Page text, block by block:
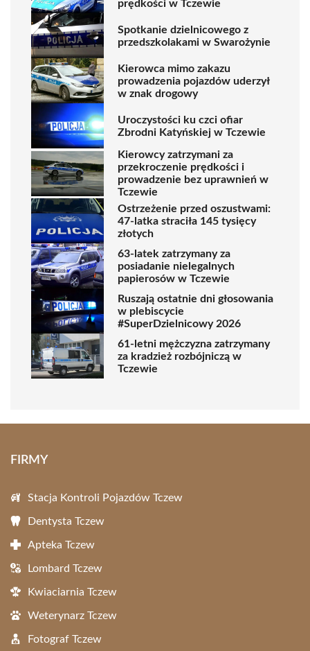
prędkości w Tczewie
Spotkanie dzielnicowego z
przedszkolakami w Swarożynie
Kierowca mimo zakazu
prowadzenia pojazdów uderzył
w znak drogowy
Uroczystości ku czci ofiar
Zbrodni Katyńskiej w Tczewie
Kierowcy zatrzymani za
przekroczenie prędkości i
prowadzenie bez uprawnień w
Tczewie
Ostrzeżenie przed oszustwami:
47-latka straciła 145 tysięcy
złotych
63-latek zatrzymany za
posiadanie nielegalnych
papierosów w Tczewie
Ruszają ostatnie dni głosowania
w plebiscycie
#SuperDzielnicowy 2026
61-letni mężczyzna zatrzymany
za kradzież rozbójniczą w
Tczewie
FIRMY
Stacja Kontroli Pojazdów Tczew
Dentysta Tczew
Apteka Tczew
Lombard Tczew
Kwiaciarnia Tczew
Weterynarz Tczew
Fotograf Tczew